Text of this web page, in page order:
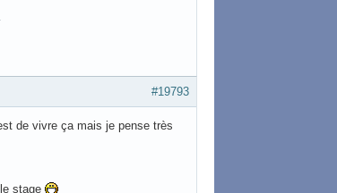
#19793
de vivre ça mais je pense très
stage